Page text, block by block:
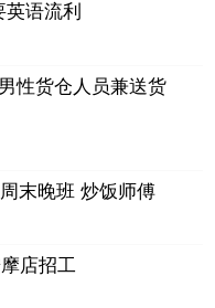
语流利
性货仓人员兼送货
末晚班 炒饭师傅
店招工